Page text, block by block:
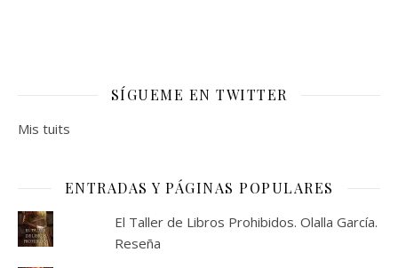
SÍGUEME EN TWITTER
Mis tuits
ENTRADAS Y PÁGINAS POPULARES
El Taller de Libros Prohibidos. Olalla García.
Reseña